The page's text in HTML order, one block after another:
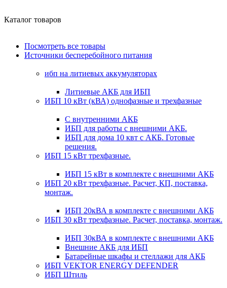
Каталог товаров
Посмотреть все товары
Источники бесперебойного питания
ибп на литиевых аккумуляторах
Литиевые АКБ для ИБП
ИБП 10 кВт (кВА) однофазные и трехфазные
С внутренними АКБ
ИБП для работы с внешними АКБ.
ИБП для дома 10 квт с АКБ. Готовые
решения.
ИБП 15 кВт трехфазные.
ИБП 15 кВт в комплекте с внешними АКБ
ИБП 20 кВт трехфазные. Расчет, КП, поставка,
монтаж.
ИБП 20кВА в комплекте с внешними АКБ
ИБП 30 кВт трехфазные. Расчет, поставка, монтаж.
ИБП 30кВА в комплекте с внешними АКБ
Внешние АКБ для ИБП
Батарейные шкафы и стеллажи для АКБ
ИБП VEKTOR ENERGY DEFENDER
ИБП Штиль